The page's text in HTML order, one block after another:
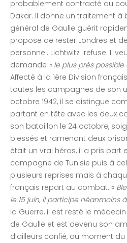
probablement contracté au
Dakar. Il donne un traitement à
général de Gaulle guérit
propose de rester Londres et
personnel. Lichtwitz refuse. Il
demande « le plus près
Affecté à la 1ère Division
toutes les campagnes de son
octobre 1942, il se distingue
partant en tête avec les deux
son bataillon le 24 octobre,
blessés et ramenant deux
était un vrai héros, il a pris part
campagne de Tunisie puis à
plusieurs reprises mais à
français repart au combat. «
le 15 juin, il participe néanmoins
la Guerre, il est resté le
de Gaulle et est devenu son
d’ailleurs confié, au moment du